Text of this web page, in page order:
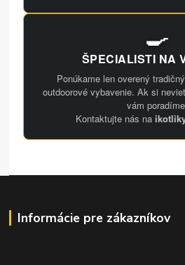
🍳
ŠPECIALISTI NA
Ponúkame len overený
outdoorové vybavenie. Ak si
vám
Kontaktujte nás na
Informácie pre zákazníkov